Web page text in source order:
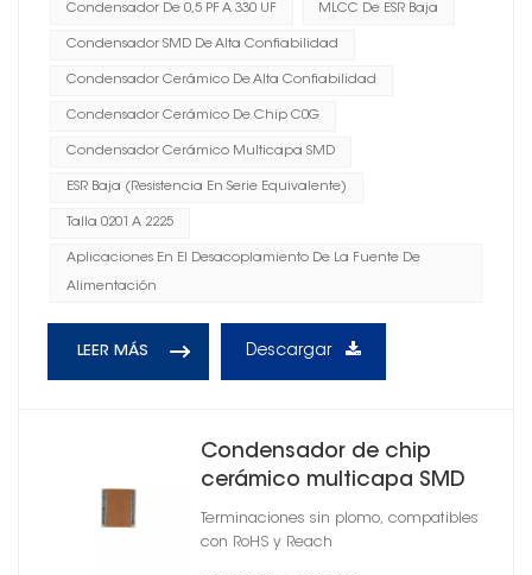
Condensador De 0,5 PF A 330 UF MLCC De ESR Baja
Condensador SMD De Alta Confiabilidad
Condensador Cerámico De Alta Confiabilidad
Condensador Cerámico De Chip C0G
Condensador Cerámico Multicapa SMD
ESR Baja (resistencia En Serie Equivalente)
Talla 0201 A 2225
Aplicaciones En El Desacoplamiento De La Fuente De
Alimentación
LEER MÁS Descargar
Condensador de chip
cerámico multicapa SMD
1812
Terminaciones sin plomo, compatibles
con RoHS y Reach